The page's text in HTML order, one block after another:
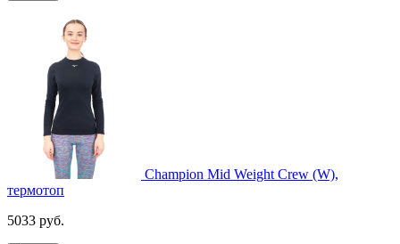
Champion Mid Weight Crew (W),
термотоп
5033 руб.